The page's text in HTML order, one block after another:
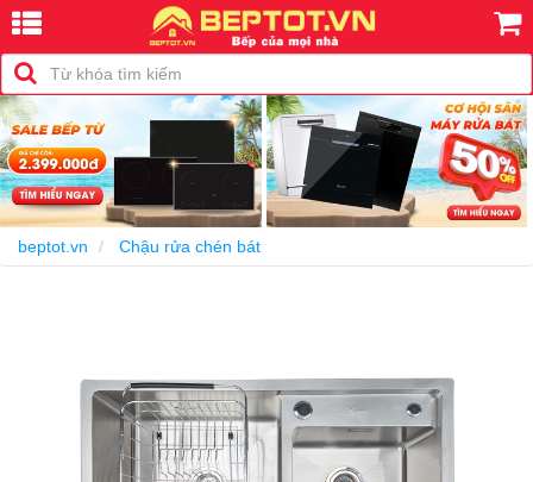
beptot.vn Chậu rửa chén bát
-15%